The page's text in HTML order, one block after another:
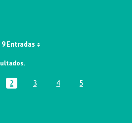
9 Entradas
Página
2 Página
3 Página
4 Página
5